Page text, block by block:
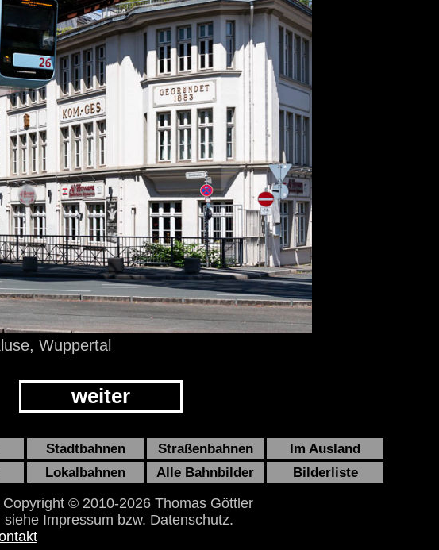
Wuppertal
weiter
Stadtbahnen Straßenbahnen
Im Ausland
Lokalbahnen Alle Bahnbilder Bilderliste
© 2010-2026 Thomas Göttler
Impressum bzw. Datenschutz.